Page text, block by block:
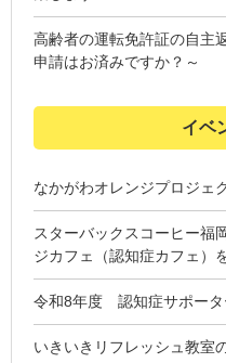
高齢者の運転免許証の自主
申請はお済みですか？～
イベ
なかがわオレンジプロジェ
スターバックスコーヒー
ジカフェ（認知症カフェ）
令和8年度 認知症サポータ
いきいきリフレッシュ教室